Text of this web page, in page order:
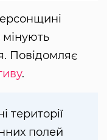
мінують
Повідомляє
.
території
полей